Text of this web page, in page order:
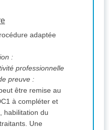
adaptée
:
professionnelle
preuve :
être remise au
à compléter et
habilitation du
Une